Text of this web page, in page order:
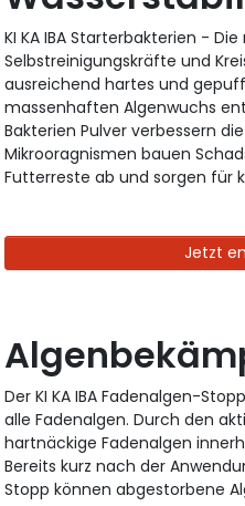
KI KA IBA Starterbakterien -
Selbstreinigungskräfte und
ausreichend hartes und
massenhaften Algenwuchs
Bakterien Pulver verbessern
Mikrooragnismen bauen
Futterreste ab und sorgen für
Jetzt
Der KI KA IBA Fadenalgen-
alle Fadenalgen. Durch den
hartnäckige Fadenalgen
Bereits kurz nach der
Stopp können abgestorbene